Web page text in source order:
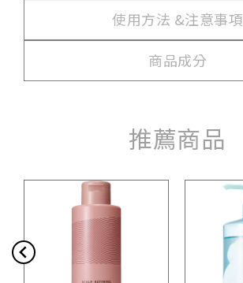
使用方法 &注意事項
商品成分
推薦商品